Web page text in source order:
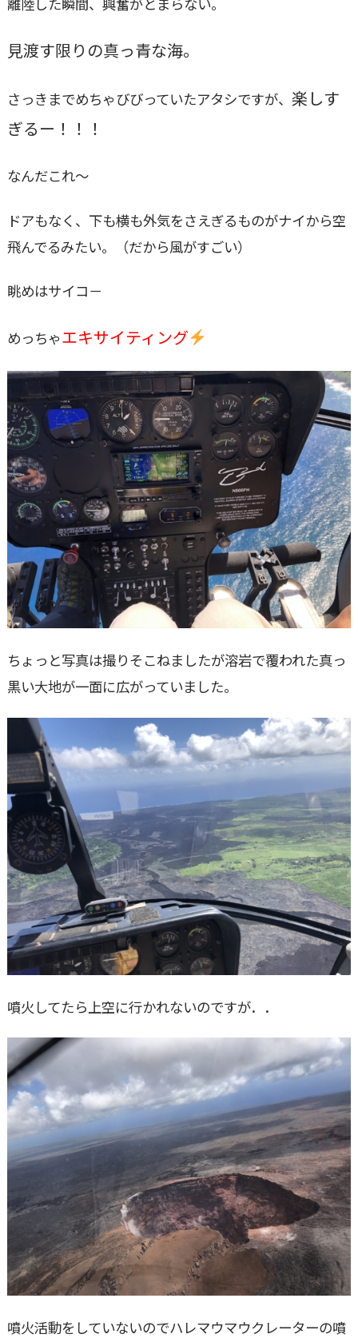
見渡す限りの真っ青な海。
さっきまでめちゃびびっていたアタシですが、 楽しす
ぎるー！！！
なんだこれ～
ドアもなく、下も横も外気をさえぎるものがナイから空
飛んでるみたい。（だから風がすごい）
眺めはサイコ－
めっちゃエキサイティング
ちょっと写真は撮りそこねましたが溶岩で覆われた真っ
黒い大地が一面に広がっていました。
噴火してたら上空に行かれないのですが．．
噴火活動をしていないのでハレマウマウクレーターの噴